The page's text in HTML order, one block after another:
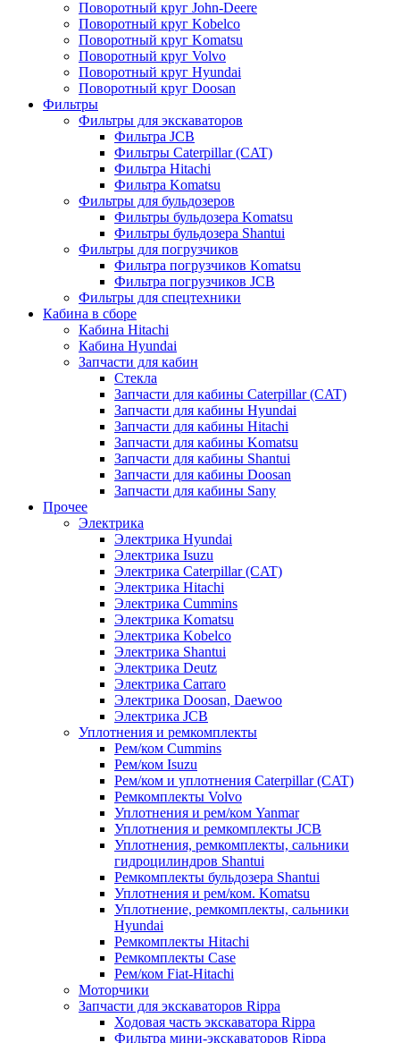
Поворотный круг John-Deere
Поворотный круг Kobelco
Поворотный круг Komatsu
Поворотный круг Volvo
Поворотный круг Hyundai
Поворотный круг Doosan
Фильтры
Фильтры для экскаваторов
Фильтра JCB
Фильтры Caterpillar (CAT)
Фильтра Hitachi
Фильтра Komatsu
Фильтры для бульдозеров
Фильтры бульдозера Komatsu
Фильтры бульдозера Shantui
Фильтры для погрузчиков
Фильтра погрузчиков Komatsu
Фильтра погрузчиков JCB
Фильтры для спецтехники
Кабина в сборе
Кабина Hitachi
Кабина Hyundai
Запчасти для кабин
Стекла
Запчасти для кабины Caterpillar (CAT)
Запчасти для кабины Hyundai
Запчасти для кабины Hitachi
Запчасти для кабины Komatsu
Запчасти для кабины Shantui
Запчасти для кабины Doosan
Запчасти для кабины Sany
Прочее
Электрика
Электрика Hyundai
Электрика Isuzu
Электрика Caterpillar (CAT)
Электрика Hitachi
Электрика Cummins
Электрика Komatsu
Электрика Kobelco
Электрика Shantui
Электрика Deutz
Электрика Carraro
Электрика Doosan, Daewoo
Электрика JCB
Уплотнения и ремкомплекты
Рем/ком Cummins
Рем/ком Isuzu
Рем/ком и уплотнения Caterpillar (CAT)
Ремкомплекты Volvo
Уплотнения и рем/ком Yanmar
Уплотнения и ремкомплекты JCB
Уплотнения, ремкомплекты, сальники
гидроцилиндров Shantui
Ремкомплекты бульдозера Shantui
Уплотнения и рем/ком. Komatsu
Уплотнение, ремкомплекты, сальники
Hyundai
Ремкомплекты Hitachi
Ремкомплекты Case
Рем/ком Fiat-Hitachi
Моторчики
Запчасти для экскаваторов Rippa
Ходовая часть экскаватора Rippa
Фильтра мини-экскаваторов Rippa